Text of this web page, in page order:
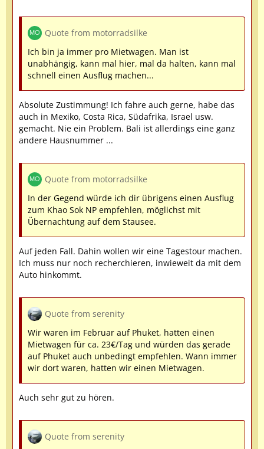
Quote from motorradsilke
Ich bin ja immer pro Mietwagen. Man ist
unabhängig, kann mal hier, mal da halten, kann mal
schnell einen Ausflug machen...
Absolute Zustimmung! Ich fahre auch gerne, habe das
auch in Mexiko, Costa Rica, Südafrika, Israel usw.
gemacht. Nie ein Problem. Bali ist allerdings eine ganz
andere Hausnummer ...
Quote from motorradsilke
In der Gegend würde ich dir übrigens einen Ausflug
zum Khao Sok NP empfehlen, möglichst mit
Übernachtung auf dem Stausee.
Auf jeden Fall. Dahin wollen wir eine Tagestour machen.
Ich muss nur noch recherchieren, inwieweit da mit dem
Auto hinkommt.
Quote from serenity
Wir waren im Februar auf Phuket, hatten einen
Mietwagen für ca. 23€/Tag und würden das gerade
auf Phuket auch unbedingt empfehlen. Wann immer
wir dort waren, hatten wir einen Mietwagen.
Auch sehr gut zu hören.
Quote from serenity